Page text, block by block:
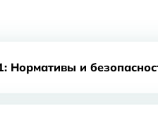
Нормативы и